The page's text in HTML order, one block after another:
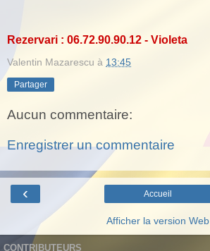
Rezervari : 06.72.90.90.12 - Violeta
Valentin Mazarescu à 13:45
Partager
Aucun commentaire:
Enregistrer un commentaire
‹ Accueil
Afficher la version Web
CONTRIBUTEURS